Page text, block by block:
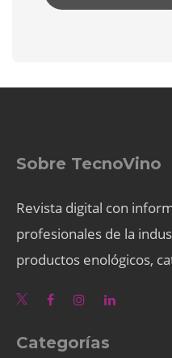
Sobre TecnoVino
Revista digital con
profesionales de la
productos enológicos,
Categorías